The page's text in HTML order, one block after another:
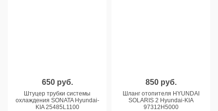
650 руб.
Штуцер трубки системы
охлаждения SONATA Hyundai-
KIA 25485L1100
850 руб.
Шланг отопителя HYUNDAI
SOLARIS 2 Hyundai-KIA
97312H5000